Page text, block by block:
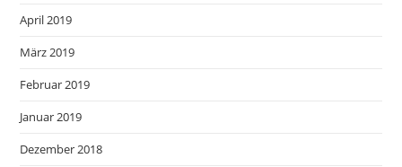
April 2019
März 2019
Februar 2019
Januar 2019
Dezember 2018